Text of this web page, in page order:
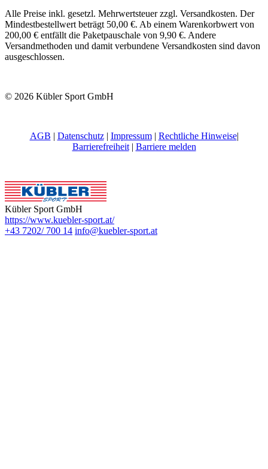
Alle Preise inkl. gesetzl. Mehrwertsteuer zzgl. Versandkosten. Der
Mindestbestellwert beträgt 50,00 €. Ab einem Warenkorbwert von
200,00 € entfällt die Paketpauschale von 9,90 €. Andere
Versandmethoden und damit verbundene Versandkosten sind davon
ausgeschlossen.
© 2026 Kübler Sport GmbH
AGB | Datenschutz| Impressum| Rechtliche Hinweise|
Barrierefreiheit| Barriere melden
Kübler Sport GmbH
https://www.kuebler-sport.at/
+43 7202/ 700 14 info@kuebler-sport.at